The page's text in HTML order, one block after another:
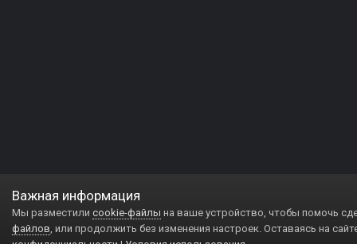
Важная информация
Мы разместили cookie-файлы на ваше устройство, чтобы помочь
файлов, или продолжить без изменения настроек. Оставаясь на